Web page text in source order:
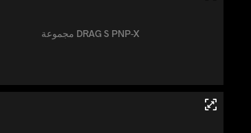
مجموعة DRAG S PNP-X